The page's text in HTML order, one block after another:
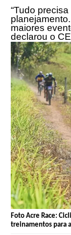
“Tudo
maiores
declarou o
Foto Acre Race:
treinamentos para